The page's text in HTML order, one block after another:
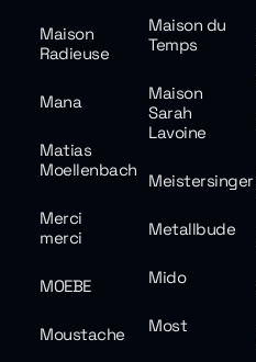
Maison du
Temps
Maison
Radieuse
Maison
Sarah
Lavoine
Mana
Matias
Moellenbach
Meistersinger
Merci
merci
Metallbude
Mido
MOEBE
Most
Moustache